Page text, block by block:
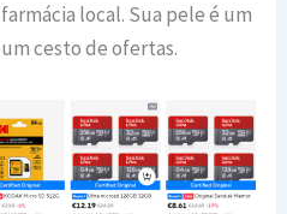
local. Sua pele é um
cesto de ofertas.